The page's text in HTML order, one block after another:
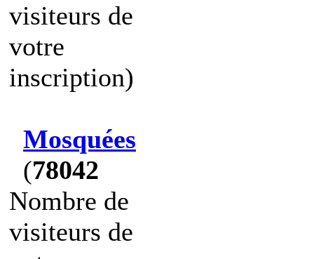
visiteurs de
votre
inscription)
Mosquées
(78042
Nombre de
visiteurs de